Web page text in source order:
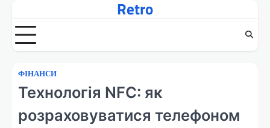
вмісту
Retro
ФІНАНСИ
Технологія NFC: як
розраховуватися телефоном